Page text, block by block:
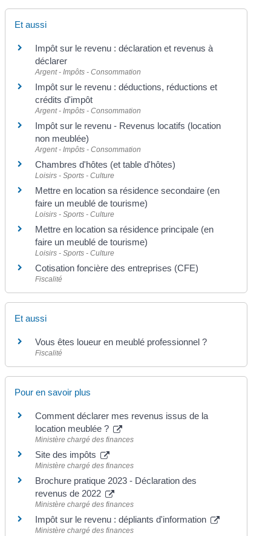
Et aussi
Impôt sur le revenu : déclaration et revenus à
déclarer
Argent - Impôts - Consommation
Impôt sur le revenu : déductions, réductions et
crédits d'impôt
Argent - Impôts - Consommation
Impôt sur le revenu - Revenus locatifs (location
non meublée)
Argent - Impôts - Consommation
Chambres d'hôtes (et table d'hôtes)
Loisirs - Sports - Culture
Mettre en location sa résidence secondaire (en
faire un meublé de tourisme)
Loisirs - Sports - Culture
Mettre en location sa résidence principale (en
faire un meublé de tourisme)
Loisirs - Sports - Culture
Cotisation foncière des entreprises (CFE)
Fiscalité
Et aussi
Vous êtes loueur en meublé professionnel ?
Fiscalité
Pour en savoir plus
Comment déclarer mes revenus issus de la
location meublée ?
Ministère chargé des finances
Site des impôts
Ministère chargé des finances
Brochure pratique 2023 - Déclaration des
revenus de 2022
Ministère chargé des finances
Impôt sur le revenu : dépliants d'information
Ministère chargé des finances